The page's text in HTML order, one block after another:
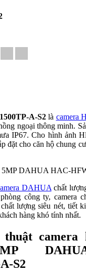
A-S2là camera
ngoại thông minh.
IP67. Cho hình ảnh
đặt cho căn hộ chung
DAHUA chất
công ty, camera
lượng siêu nét, tiết
hàng khó tính nhất.
camera
S2